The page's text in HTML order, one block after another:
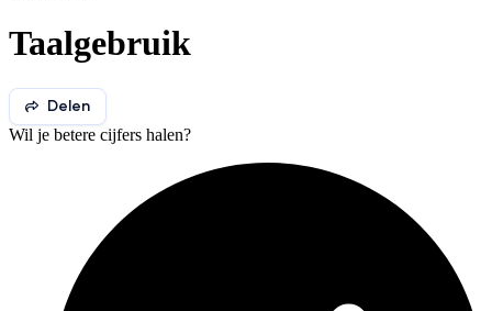
Taalgebruik
Delen
Wil je betere cijfers halen?